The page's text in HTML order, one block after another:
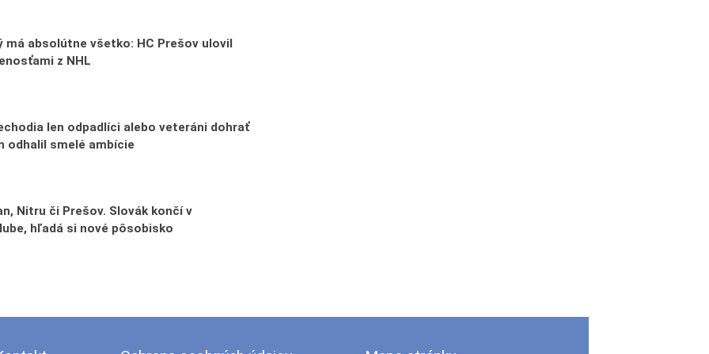
má absolútne všetko: HC Prešov ulovil
z NHL
len odpadlíci alebo veteráni dohrať
odhalil smelé ambície
Nitru či Prešov. Slovák končí v
hľadá si nové pôsobisko